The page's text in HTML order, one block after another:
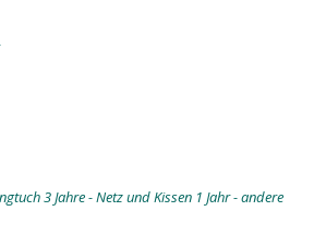
3 Jahre - Netz und Kissen 1 Jahr - andere